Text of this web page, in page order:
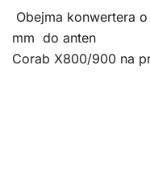
Obejma konwertera
mm do anten
Corab X800/900 na